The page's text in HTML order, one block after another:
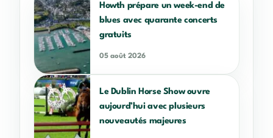
Howth prépare un week-end de
blues avec quarante concerts
gratuits
05 août 2026
Le Dublin Horse Show ouvre
aujourd’hui avec plusieurs
nouveautés majeures